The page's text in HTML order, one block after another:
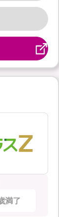
満了